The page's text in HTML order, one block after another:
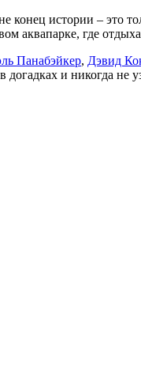
конец истории – это
аквапарке, где
Панабэйкер, Дэвид
догадках и никогда не